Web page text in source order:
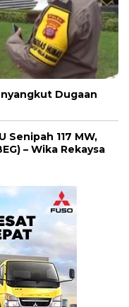
Dugaan
Senipah 117 MW,
– Wika Rekaysa